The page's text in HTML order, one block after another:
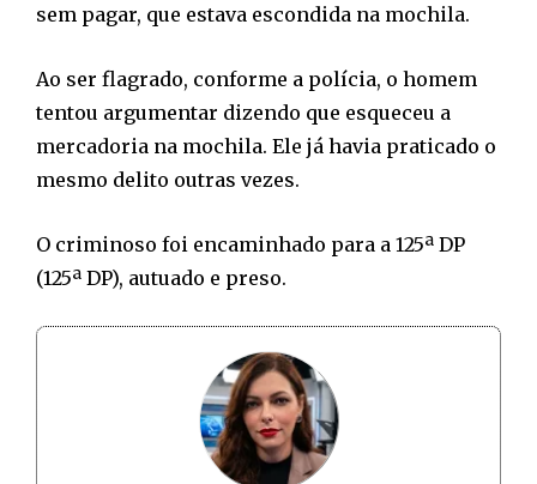
sem pagar, que estava escondida na mochila.
Ao ser flagrado, conforme a polícia, o homem
tentou argumentar dizendo que esqueceu a
mercadoria na mochila. Ele já havia praticado o
mesmo delito outras vezes.
O criminoso foi encaminhado para a 125ª DP
(125ª DP), autuado e preso.